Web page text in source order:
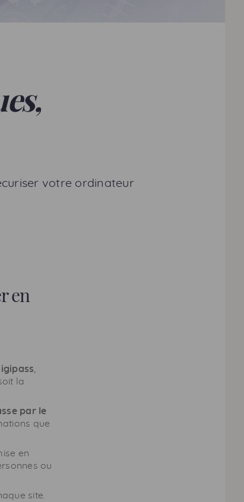
votre ordinateur
en
la
par le
que
en
ou
site.